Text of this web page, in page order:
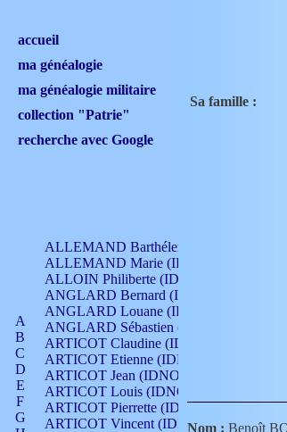
accueil
ma généalogie
ma généalogie militaire
collection "Patrie"
recherche avec Google
A
B
C
D
E
F
G
ALLEMAND Barthélemy (IDNO 330)
ALLEMAND Marie (IDNO 165)
ALLOIN Philiberte (IDNO 449)
ANGLARD Bernard (IDNO 4)
ANGLARD Louane (IDNO 4)
ANGLARD Sébastien (IDNO 4)
ARTICOT Claudine (IDNO 105)
ARTICOT Etienne (IDNO 420)
ARTICOT Jean (IDNO 210)
ARTICOT Louis (IDNO 420)
ARTICOT Pierrette (IDNO 210)
ARTICOT Vincent (IDNO 210)
Sa famille :
Nom : Benoît